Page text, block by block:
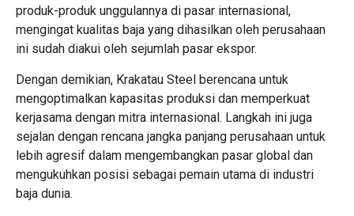
produk-produk unggulannya di pasar internasional,
mengingat kualitas baja yang dihasilkan oleh perusahaan
ini sudah diakui oleh sejumlah pasar ekspor.
Dengan demikian, Krakatau Steel berencana untuk
mengoptimalkan kapasitas produksi dan memperkuat
kerjasama dengan mitra internasional. Langkah ini juga
sejalan dengan rencana jangka panjang perusahaan untuk
lebih agresif dalam mengembangkan pasar global dan
mengukuhkan posisi sebagai pemain utama di industri
baja dunia.